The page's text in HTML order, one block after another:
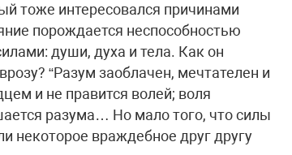
тоже интересовался причинами
порождается неспособностью
души, духа и тела. Как он
“Разум заоблачен, мечтателен и
и не правится волей; воля
разума… Но мало того, что силы
некоторое враждебное друг другу